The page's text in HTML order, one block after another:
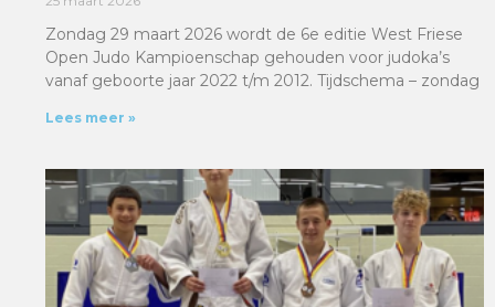
Zondag 29 maart 2026 wordt de 6e editie West Friese
Open Judo Kampioenschap gehouden voor judoka’s
vanaf geboorte jaar 2022 t/m 2012. Tijdschema – zondag
Lees meer »